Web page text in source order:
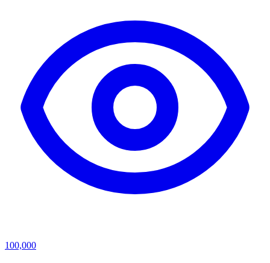
100,000